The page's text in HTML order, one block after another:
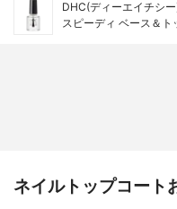
DHC(ディーエイチシ
スピーディ ベース＆ト
ネイルトップコート